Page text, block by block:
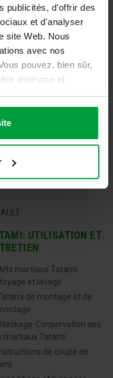
publicités, d'offrir des
et d'analyser
site Web. Nous
avec nos
pouvez, bien sûr,
anonyme et
vos préférences.
Détails
UTILISATION ET
martiaux Tatami
et lavage
de montage et de
Conservation des
martiaux Tatami
Instructions de coupe de